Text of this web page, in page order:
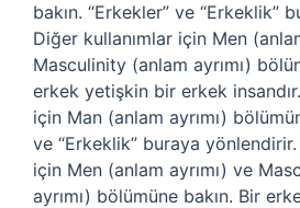
bakın. “Erkekler” ve “Erkeklik”
Diğer kullanımlar için Men
Masculinity (anlam ayrımı)
erkek yetişkin bir erkek
için Man (anlam ayrımı)
ve “Erkeklik” buraya
için Men (anlam ayrımı) ve
ayrımı) bölümüne bakın. Bir